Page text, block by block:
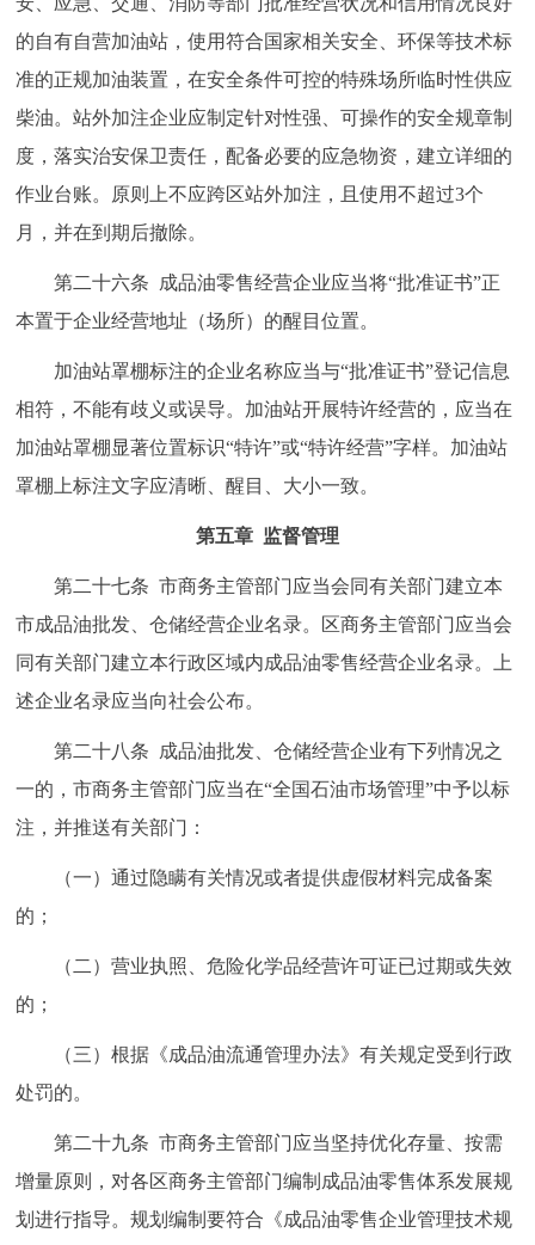
的自有自营加油站，使用符合国家相关安全、环保等技术标
准的正规加油装置，在安全条件可控的特殊场所临时性供应
柴油。站外加注企业应制定针对性强、可操作的安全规章制
度，落实治安保卫责任，配备必要的应急物资，建立详细的
作业台账。原则上不应跨区站外加注，且使用不超过3个
月，并在到期后撤除。
第二十六条 成品油零售经营企业应当将“批准证书”正
本置于企业经营地址（场所）的醒目位置。
加油站罩棚标注的企业名称应当与“批准证书”登记信息
相符，不能有歧义或误导。加油站开展特许经营的，应当在
加油站罩棚显著位置标识“特许”或“特许经营”字样。加油站
罩棚上标注文字应清晰、醒目、大小一致。
第五章 监督管理
第二十七条 市商务主管部门应当会同有关部门建立本
市成品油批发、仓储经营企业名录。区商务主管部门应当会
同有关部门建立本行政区域内成品油零售经营企业名录。上
述企业名录应当向社会公布。
第二十八条 成品油批发、仓储经营企业有下列情况之
一的，市商务主管部门应当在“全国石油市场管理”中予以标
注，并推送有关部门：
（一）通过隐瞒有关情况或者提供虚假材料完成备案
的；
（二）营业执照、危险化学品经营许可证已过期或失效
的；
（三）根据《成品油流通管理办法》有关规定受到行政
处罚的。
第二十九条 市商务主管部门应当坚持优化存量、按需
增量原则，对各区商务主管部门编制成品油零售体系发展规
划进行指导。规划编制要符合《成品油零售企业管理技术规